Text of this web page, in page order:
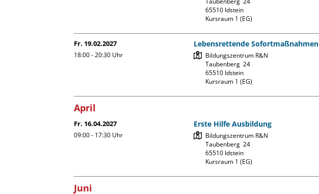
65510 Idstein
Kursraum 1 (EG)
Fr. 19.02.2027
18:00 - 20:30 Uhr
Lebensrettende Sofortmaßnahmen
Bildungszentrum R&N
Taubenberg  24
65510 Idstein
Kursraum 1 (EG)
April
Fr. 16.04.2027
09:00 - 17:30 Uhr
Erste Hilfe Ausbildung
Bildungszentrum R&N
Taubenberg  24
65510 Idstein
Kursraum 1 (EG)
Juni